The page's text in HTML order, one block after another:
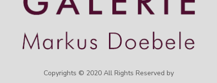
Copyrights © 2020 All Rights Reserved by